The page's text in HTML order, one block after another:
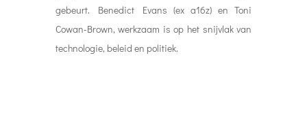
gebeurt. Benedict Evans (ex a16z) en Toni
Cowan-Brown, werkzaam is op het snijvlak van
technologie, beleid en politiek.